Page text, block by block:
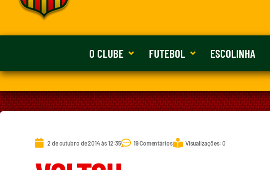
O CLUBE FUTEBOL ESCOLINHA
2 de outubro de 2014 às 12:35 19 Comentários Visualizações: 0